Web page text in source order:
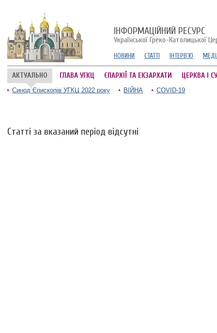
ІНФОРМАЦІЙНИЙ РЕСУРС
Української Греко-Католицької
НОВИНИ СТАТТІ ІНТЕРВ'Ю
АКТУАЛЬНО ГЛАВА УГКЦ ЄПАРХІЇ ТА ЕКЗАРХАТИ ЦЕРКВА І
Синод Єпископів УГКЦ 2022 року ВІЙНА COVID-19
Статті за вказаний період відсутні